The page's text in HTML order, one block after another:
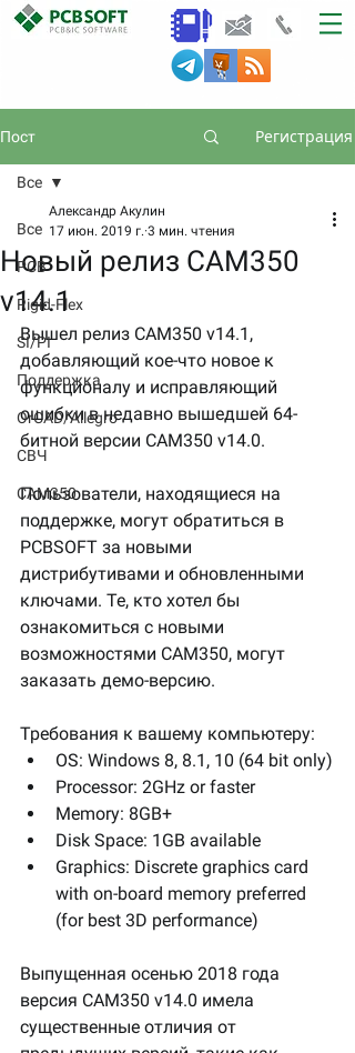
Пост Регистрация
Все
PCB
Rigid-Flex
SI/PI
Поддержка
OrCAD/Allegro
СВЧ
CAM350
Все
Новый релиз CAM350
v14.1
Александр Акулин
17 июн. 2019 г. 3 мин. чтения
Вышел релиз CAM350 v14.1,
добавляющий кое-что новое к
функционалу и исправляющий
ошибки в недавно вышедшей 64-
битной версии CAM350 v14.0.
Пользователи, находящиеся на
поддержке, могут обратиться в
PCBSOFT за новыми
дистрибутивами и обновленными
ключами. Те, кто хотел бы
ознакомиться с новыми
возможностями CAM350, могут
заказать демо-версию.
Требования к вашему компьютеру:
OS: Windows 8, 8.1, 10 (64 bit only)
Processor: 2GHz or faster
Memory: 8GB+
Disk Space: 1GB available
Graphics: Discrete graphics card
with on-board memory preferred
(for best 3D performance)
Выпущенная осенью 2018 года
версия CAM350 v14.0 имела
существенные отличия от